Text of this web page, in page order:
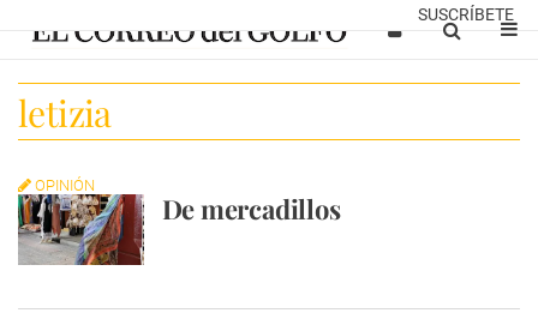
SUSCRÍBETE
letizia
OPINIÓN
De mercadillos